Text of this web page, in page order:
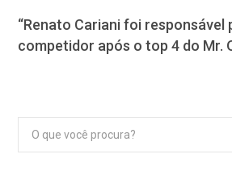
“Renato Cariani foi responsável
competidor após o top 4 do Mr.
Pesquisar
por: